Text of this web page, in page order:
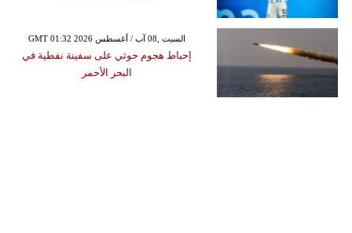
GMT 01:32 2026 السبت ,08 آب / أغسطس
إحباط هجوم حوثي على سفينة نفطية في
البحر الأحمر